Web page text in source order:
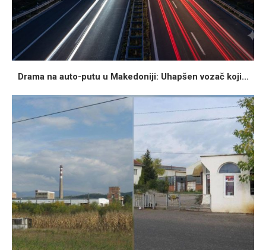
Drama na auto-putu u Makedoniji: Uhapšen vozač koji...